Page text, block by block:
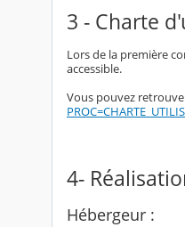
3 - Charte
Lors de la première
accessible.
Vous pouvez
4-
Hébergeur :